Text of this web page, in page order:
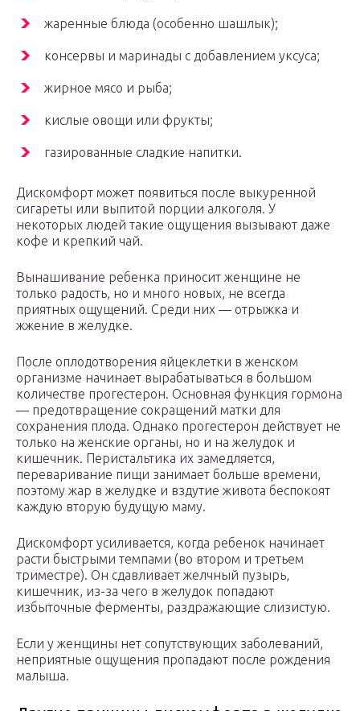
жаренные блюда (особенно шашлык);
консервы и маринады с добавлением уксуса;
жирное мясо и рыба;
кислые овощи или фрукты;
газированные сладкие напитки.
Дискомфорт может появиться после выкуренной
сигареты или выпитой порции алкоголя. У
некоторых людей такие ощущения вызывают даже
кофе и крепкий чай.
Вынашивание ребенка приносит женщине не
только радость, но и много новых, не всегда
приятных ощущений. Среди них — отрыжка и
жжение в желудке.
После оплодотворения яйцеклетки в женском
организме начинает вырабатываться в большом
количестве прогестерон. Основная функция гормона
— предотвращение сокращений матки для
сохранения плода. Однако прогестерон действует не
только на женские органы, но и на желудок и
кишечник. Перистальтика их замедляется,
переваривание пищи занимает больше времени,
поэтому жар в желудке и вздутие живота беспокоят
каждую вторую будущую маму.
Дискомфорт усиливается, когда ребенок начинает
расти быстрыми темпами (во втором и третьем
триместре). Он сдавливает желчный пузырь,
кишечник, из-за чего в желудок попадают
избыточные ферменты, раздражающие слизистую.
Если у женщины нет сопутствующих заболеваний,
неприятные ощущения пропадают после рождения
малыша.